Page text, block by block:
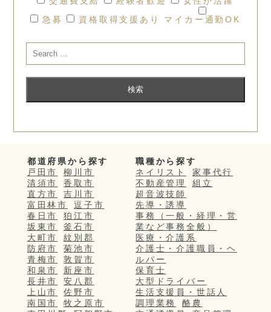
急募
資格取得支援あり マイカー通勤OK
都道府県から探す
戸田市
柳川市
清須市
香取市
直方市
吉川市
富田林市
逗子市
春日市
狛江市
坂東市
釜石市
大町市
紋別郡
防府市
菊池市
青梅市
敦賀市
和泉市
新座市
長井市
安八郡
上山市
佐野市
南国市
牧之原市
職種から探す
ネイリスト
家事代行
不動産管理
組立
超音波技師
先導・誘導
事務（一般・経理・営
業など事務全般）
医療・介護系
介護士・介護職員・ヘ
ルパー
保育士
大型ドライバー
生活支援員・世話人
調理業務
酪農